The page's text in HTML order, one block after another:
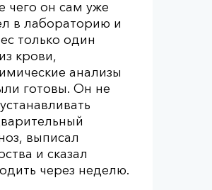
чего он сам уже
в лабораторию и
только один
крови,
анализы
готовы. Он не
выписал
и сказал
через неделю.